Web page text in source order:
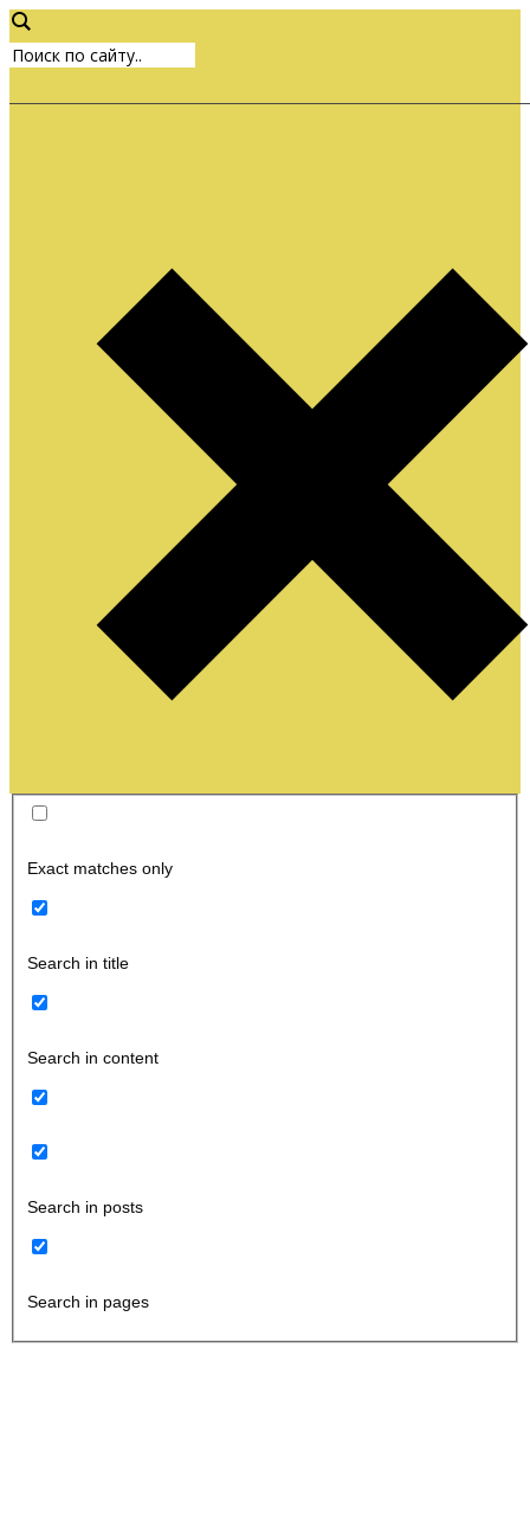
Exact matches only
Search in title
Search in content
Search in posts
Search in pages